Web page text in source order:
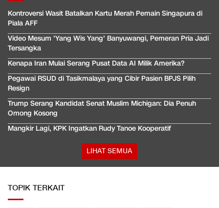
Kontroversi Wasit Batalkan Kartu Merah Pemain Singapura di
Piala AFF
Video Mesum 'Yang Wis Yang' Banyuwangi, Pemeran Pria Jadi
Tersangka
Kenapa Iran Mulai Serang Pusat Data AI Milik Amerika?
Pegawai RSUD di Tasikmalaya yang Cibir Pasien BPJS Pilih
Resign
Trump Serang Kandidat Senat Muslim Michigan: Dia Penuh
Omong Kosong
Mangkir Lagi, KPK Ingatkan Rudy Tanoe Kooperatif
LIHAT SEMUA
TOPIK TERKAIT